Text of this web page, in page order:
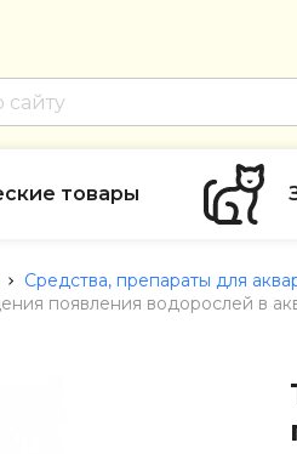
товары
Средства, препараты для
появления водорослей в